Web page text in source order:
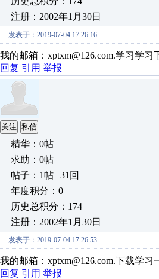
注册：2002年1月30日
发表于：2019-07-04 17:26:16
我的邮箱：xptxm@126.com.学习学习
回复 引用 举报
关注 私信
精华：0帖
求助：0帖
帖子：1帖 | 31回
年度积分：0
历史总积分：174
注册：2002年1月30日
发表于：2019-07-04 17:26:53
我的邮箱：xptxm@126.com.下载学习
回复 引用 举报